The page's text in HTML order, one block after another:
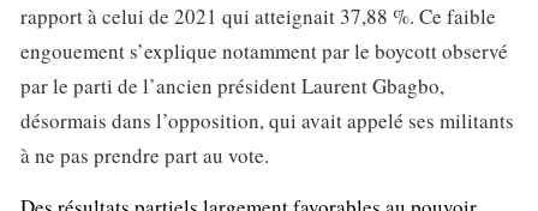
rapport à celui de 2021 qui atteignait 37,88 %. Ce faible
engouement s’explique notamment par le boycott observé
par le parti de l’ancien président Laurent Gbagbo,
désormais dans l’opposition, qui avait appelé ses militants
à ne pas prendre part au vote.